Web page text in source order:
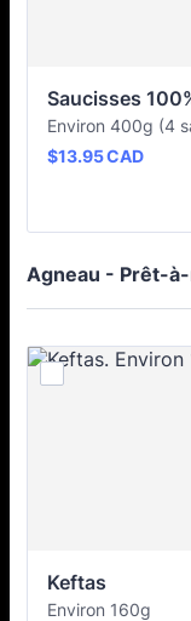
Saucisses
Environ 400g (4
$13.95 CAD
$13.95CAD
Agneau - Prêt-
Keftas
Environ 160g